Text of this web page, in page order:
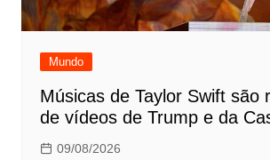
Mundo
Músicas de Taylor Swift são
de vídeos de Trump e da
09/08/2026